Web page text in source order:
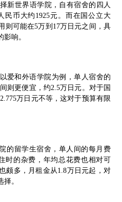
新世界语学院，自有宿舍的四人
民币大约1925元。而在国公立大
则可能在5万到17万日元之间，具
响。
爱和外语学院为例，单人宿舍的
则更便宜，约2.5万日元。对于国
万日元不等，这对于预算有限
的留学生宿舍，单人间的每月费
时的杂费，年均总花费也相对可
颇多，月租金从1.8万日元起，对
。